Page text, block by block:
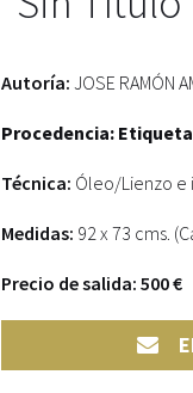
Autoría: JOSE RAMÓN
Procedencia:
Técnica: Óleo/Lienzo e
Medidas: 92 x 73 cms.
Precio de salida: 500 €